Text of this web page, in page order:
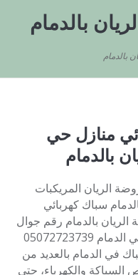
بالدمام
بالدمام
منازل حي
بالدمام
الريان المريكبات
سباك كهربائي
بالدمام رقم جوال
كهربائي وسباك في الدمام 05072723739
في الدمام بالعديد من
السباكة والكهرباء، حتى